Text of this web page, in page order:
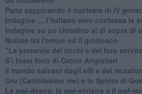
Parte zoppicando il nucleare di IV
​Indagine … l’italiano vero confessa la
Indagine su un cittadino al di sopra di
Notizie tra l'orrore ed il grottesco
"La protervia dei ricchi e dei loro
S’i fossi foco di Cecco Angiolieri
​Il mondo salvato dagli elfi e dai
Gru (Cattivissimo me) e lo Spirito di
​La mal-destra, la mal-sinistra e il mal-